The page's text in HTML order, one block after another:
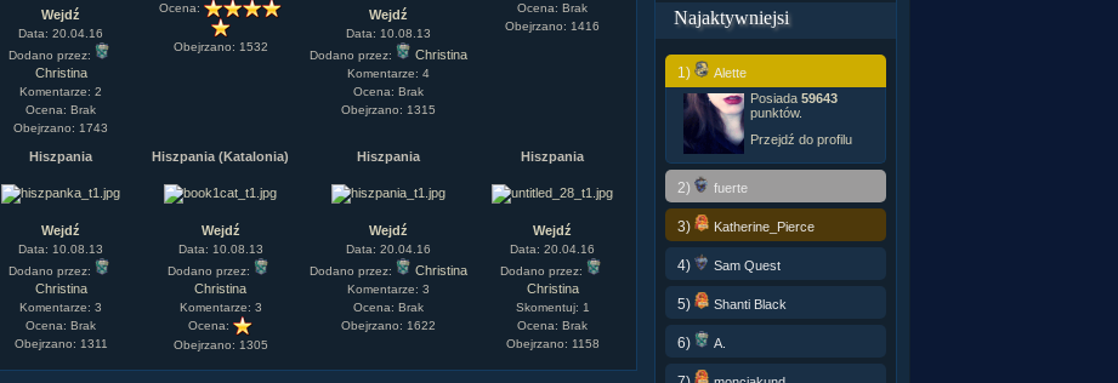
Wejdź
Data: 20.04.16
Dodano przez:
Christina
Komentarze: 2
Ocena: Brak
Obejrzano: 1743
Ocena:
Obejrzano: 1532
Wejdź
Data: 10.08.13
Dodano przez:
Christina
Komentarze: 4
Ocena: Brak
Obejrzano: 1315
Ocena: Brak
Obejrzano: 1416
Hiszpania
Wejdź
Data: 10.08.13
Dodano przez:
Christina
Komentarze: 3
Ocena: Brak
Obejrzano: 1311
Hiszpania (Katalonia)
Wejdź
Data: 10.08.13
Dodano przez:
Christina
Komentarze: 3
Ocena:
Obejrzano: 1305
Hiszpania
Wejdź
Data: 20.04.16
Dodano przez:
Christina
Komentarze: 3
Ocena: Brak
Obejrzano: 1622
Hiszpania
Wejdź
Data: 20.04.16
Dodano przez:
Christina
Skomentuj: 1
Ocena: Brak
Obejrzano: 1158
Najaktywniejsi
1)
Alette
Posiada 59643
punktów.
Przejdź do profilu
2) fuerte
3) Katherine_Pierce
4) Sam Quest
5) Shanti Black
6) A.